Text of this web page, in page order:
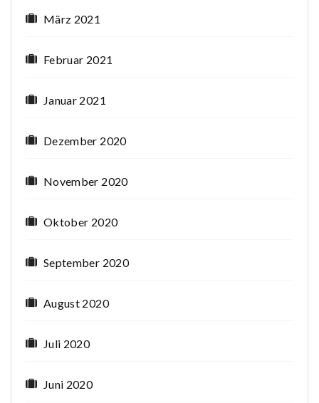
März 2021
Februar 2021
Januar 2021
Dezember 2020
November 2020
Oktober 2020
September 2020
August 2020
Juli 2020
Juni 2020